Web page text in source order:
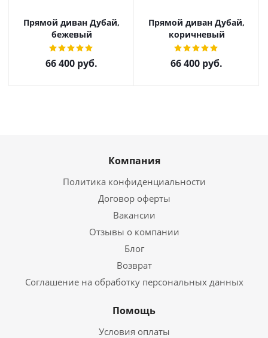
Прямой диван Дубай,
бежевый
66 400 руб.
Прямой диван Дубай,
коричневый
66 400 руб.
Компания
Политика конфиденциальности
Договор оферты
Вакансии
Отзывы о компании
Блог
Возврат
Соглашение на обработку персональных данных
Помощь
Условия оплаты